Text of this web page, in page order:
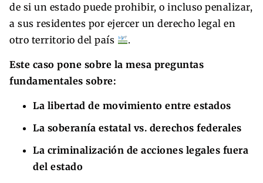
de si un estado puede prohibir, o incluso penalizar,
a sus residentes por ejercer un derecho legal en
otro territorio del país
.
Este caso pone sobre la mesa preguntas
fundamentales sobre:
La libertad de movimiento entre estados
La soberanía estatal vs. derechos federales
La criminalización de acciones legales fuera
del estado